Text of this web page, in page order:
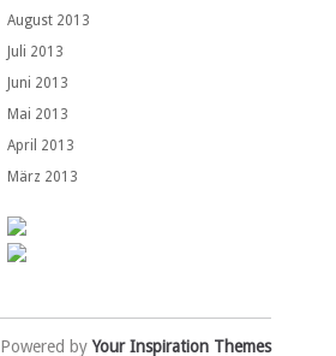
August 2013
Juli 2013
Juni 2013
Mai 2013
April 2013
März 2013
Powered byYour Inspiration Themes